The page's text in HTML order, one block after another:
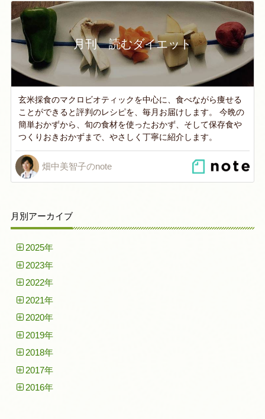
月刊 読むダイエット
玄米採食のマクロビオティックを中心に、食べながら痩せる
ことができると評判のレシピを、毎月お届けします。 今晩の
簡単おかずから、旬の食材を使ったおかず、そして保存食や
つくりおきおかずまで、やさしく丁寧に紹介します。
畑中美智子のnote
月別アーカイブ
2025年
2023年
2022年
2021年
2020年
2019年
2018年
2017年
2016年